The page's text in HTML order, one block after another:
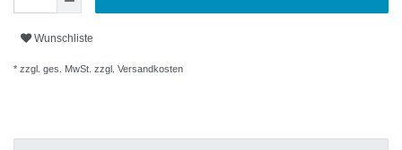
Wunschliste
* zzgl. ges. MwSt. zzgl. Versandkosten